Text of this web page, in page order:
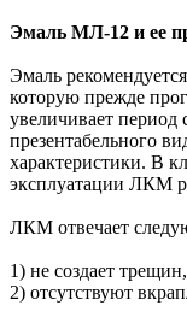
Эмаль МЛ-12 и ее
Эмаль
которую прежде
увеличивает период
презентабельного
характеристики. В
эксплуатации ЛКМ
ЛКМ отвечает
1) не создает
2) отсутствуют